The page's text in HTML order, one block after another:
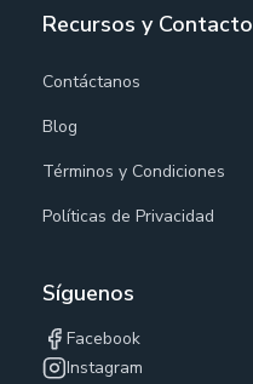
Recursos y Contacto
Contáctanos
Blog
Términos y Condiciones
Políticas de Privacidad
Síguenos
Facebook
Instagram